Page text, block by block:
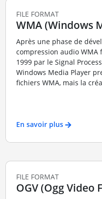
FILE FORMAT
WMA (Windows
Après une phase de
compression audio
1999 par le Signal
Windows Media Player
fichiers WMA, mais la
En savoir plus
FILE FORMAT
OGV (Ogg Video